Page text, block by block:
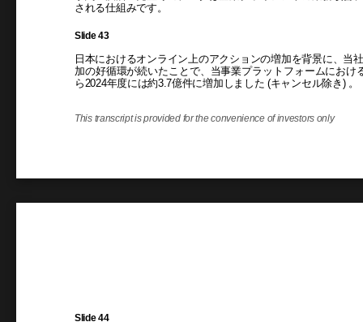
される仕組みです。
Slide 43
日本におけるオンライン上のアクションの増加を背景に、当
加の好循環が続いたことで、当事業プラットフォームにお
ら2024年度には約3.7億件に増加しました (キャンセル除き) 。
This transcript is provided for the convenience of investors only
Slide 44